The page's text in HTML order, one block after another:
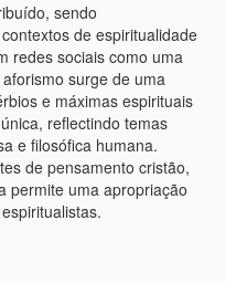
sendo
de espiritualidade
redes sociais como uma
surge de uma
e máximas espirituais
reflectindo temas
e filosófica humana.
de pensamento cristão,
permite uma apropriação